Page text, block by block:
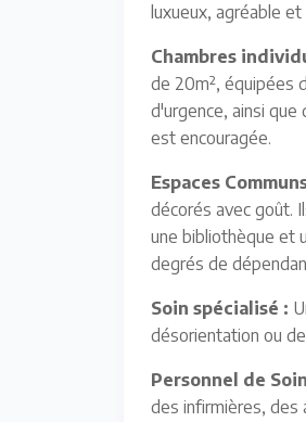
luxueux, agréable et
Chambres
de 20m², équipées
d'urgence, ainsi
est encouragée.
Espaces
décorés avec goût.
une bibliothèque et
degrés de
Soin spécialisé :
désorientation ou
Personnel de
des infirmières, des